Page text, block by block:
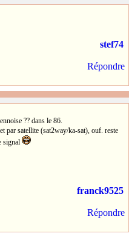
stef74
Répondre
?? dans le 86.
par satellite (sat2way/ka-sat), ouf. reste
signal
franck9525
Répondre